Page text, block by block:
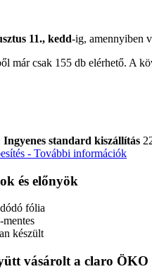
11., kedd-ig, amennyiben
már csak 155 db elérhető. A
standard kiszállítás
- További információk
és előnyök
fólia
készült
vásárolt a claro ÖKO